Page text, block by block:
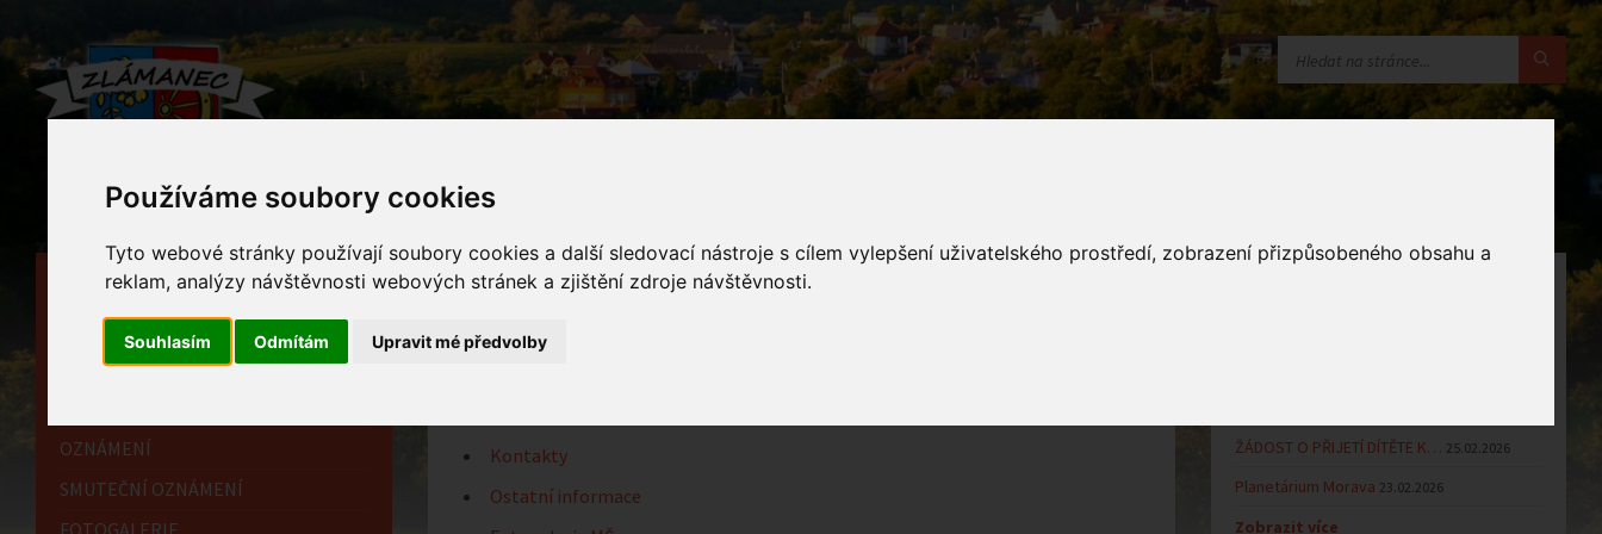
Používáme soubory cookies
Tyto webové stránky používají soubory cookies a další sledovací nástroje s cílem vylepšení uživatelského prostředí, zobrazení přizpůsobeného obsahu a
reklam, analýzy návštěvnosti webových stránek a zjištění zdroje návštěvnosti.
Souhlasím Odmítám Upravit mé předvolby
Mateřská škola
Kontakty
Ostatní informace
HLAVNÍ STRÁNKA
OBECNÍ ÚŘAD
HISTORIE
OZNÁMENÍ
SMUTEČNÍ OZNÁMENÍ
FOTOGALERIE
ŽÁDOST O PŘIJETÍ DÍTĚTE K… 25.02.2026
Planetárium Morava 23.02.2026
Zobrazit více